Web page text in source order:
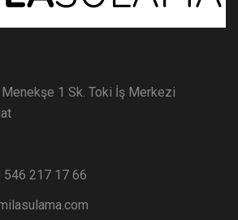
1 Sk. Toki İş Merkezi
546 217 17 66